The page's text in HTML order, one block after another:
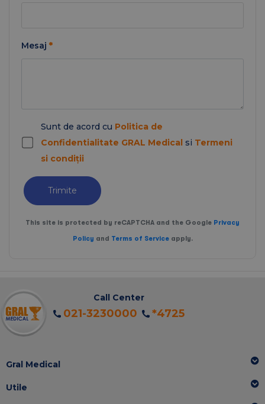
Mesaj *
Sunt de acord cu Politica de
Confidentialitate GRAL Medical si Termeni
si condiții
Trimite
This site is protected by reCAPTCHA and the Google Privacy
Policy and Terms of Serviceapply.
Call Center
021-3230000 *4725
Gral Medical
Utile